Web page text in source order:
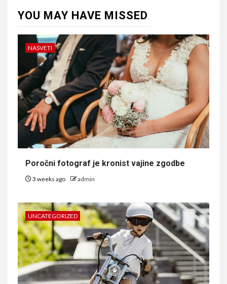
YOU MAY HAVE MISSED
NASVETI
Poročni fotograf je kronist vajine zgodbe
3 weeks ago admin
UNCATEGORIZED